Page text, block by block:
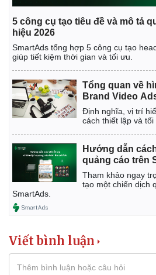
Pháp luật
Tin nóng
Tư vấn luật
5 công cụ tạo tiêu đề và mô tả
hiệu 2026
SmartAds tổng hợp 5 công cụ tạo
giúp tiết kiệm thời gian và tối ưu.
Tổng quan về
Brand Video
Định nghĩa, vị trí
cách thiết lập và tối
Hướng dẫn
quảng cáo trên
Tham khảo ngay
tạo một chiến dịch
SmartAds.
Viết bình luận